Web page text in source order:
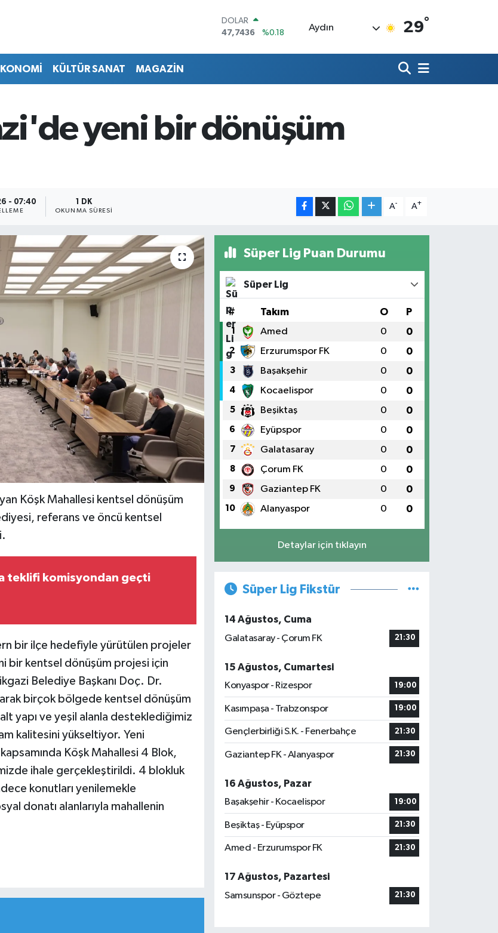
DOLAR
47,7436
%0.18
BİST100
13.779
%-14
BITCOIN
Aydın 29°
KÜLTÜR SANAT MAGAZİN
yeni bir dönüşüm
- 07:40 1 DK
OKUNMA SÜRESI
A- A+
Köşk Mahallesi kentsel dönüşüm
referans ve öncü kentsel
teklifi komisyondan geçti
bir ilçe hedefiyle yürütülen projeler
bir kentsel dönüşüm projesi için
Belediye Başkanı Doç. Dr.
birçok bölgede kentsel dönüşüm
yapı ve yeşil alanla desteklediğimiz
kalitesini yükseltiyor. Yeni
Köşk Mahallesi 4 Blok,
ihale gerçekleştirildi. 4 blokluk
konutları yenilemekle
donatı alanlarıyla mahallenin
Süper Lig Puan Durumu
Süper Lig
# Takım O P
1 Amed 0 0
2 Erzurumspor FK 0 0
3 Başakşehir 0 0
4 Kocaelispor 0 0
5 Beşiktaş 0 0
6 Eyüpspor 0 0
7 Galatasaray 0 0
8 Çorum FK 0 0
9 Gaziantep FK 0 0
10 Alanyaspor 0 0
Detaylar için tıklayın
Süper Lig Fikstür
14 Ağustos, Cuma
Galatasaray - Çorum FK
21:30
15 Ağustos, Cumartesi
Konyaspor - Rizespor
19:00
Kasımpaşa - Trabzonspor 19:00
Gençlerbirliği S.K. - Fenerbahçe 21:30
Gaziantep FK - Alanyaspor 21:30
16 Ağustos, Pazar
Başakşehir - Kocaelispor
19:00
Beşiktaş - Eyüpspor 21:30
Amed - Erzurumspor FK 21:30
17 Ağustos, Pazartesi
Samsunspor - Göztepe
21:30